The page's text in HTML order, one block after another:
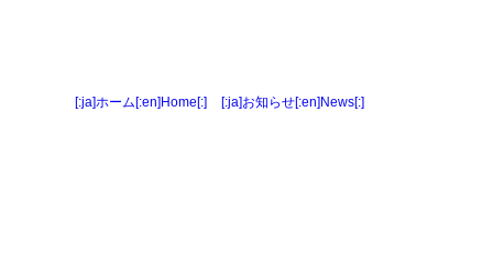
[:ja]ホーム[:en]Home[:] [:ja]お知らせ[:en]News[:]